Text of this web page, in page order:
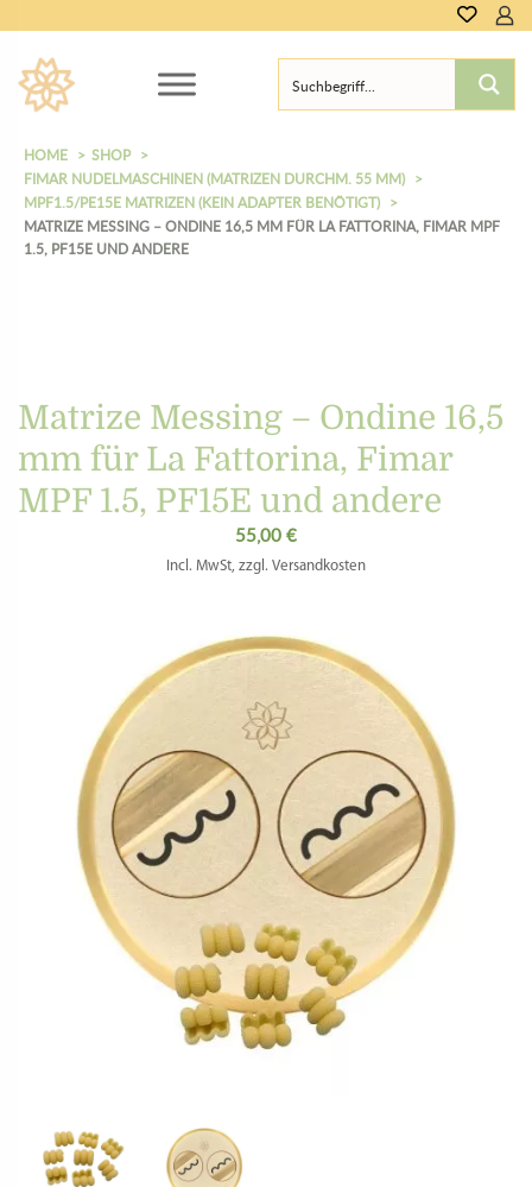
HOME
SHOP
FIMAR NUDELMASCHINEN (MATRIZEN DURCHM. 55 MM)
MPF1.5/PE15E MATRIZEN (KEIN ADAPTER BENÖTIGT)
MATRIZE MESSING – ONDINE 16,5 MM FÜR LA FATTORINA, FIMAR MPF
1.5, PF15E UND ANDERE
Matrize Messing – Ondine 16,5
mm für La Fattorina, Fimar
MPF 1.5, PF15E und andere
55,00 €
Incl. MwSt, zzgl. Versandkosten